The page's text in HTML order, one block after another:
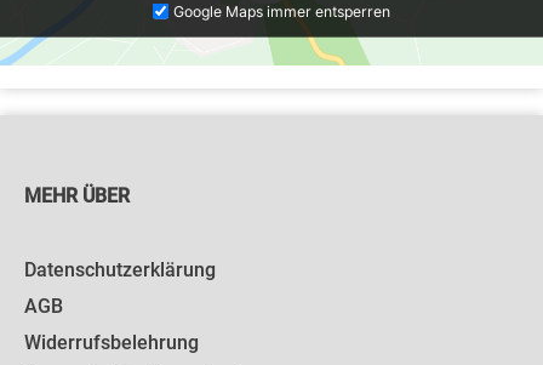
Google Maps immer entsperren
MEHR ÜBER
Datenschutzerklärung
AGB
Widerrufsbelehrung